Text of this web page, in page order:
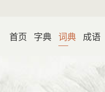
首页 字典 词典 成语